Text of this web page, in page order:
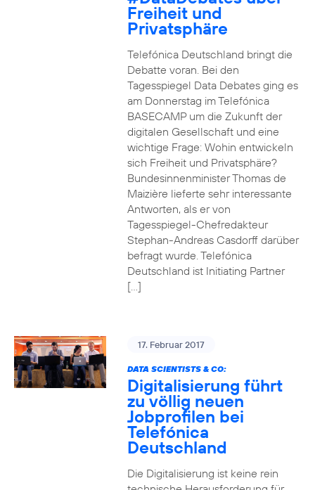
Freiheit und
Privatsphäre
Telefónica Deutschland bringt die
Debatte voran. Bei den
Tagesspiegel Data Debates ging es
am Donnerstag im Telefónica
BASECAMP um die Zukunft der
digitalen Gesellschaft und eine
wichtige Frage: Wohin entwickeln
sich Freiheit und Privatsphäre?
Bundesinnenminister Thomas de
Maizière lieferte sehr interessante
Antworten, als er von
Tagesspiegel-Chefredakteur
Stephan-Andreas Casdorff darüber
befragt wurde. Telefónica
Deutschland ist Initiating Partner
[…]
17. Februar 2017
DATA SCIENTISTS & CO:
Digitalisierung führt
zu völlig neuen
Jobprofilen bei
Telefónica
Deutschland
Die Digitalisierung ist keine rein